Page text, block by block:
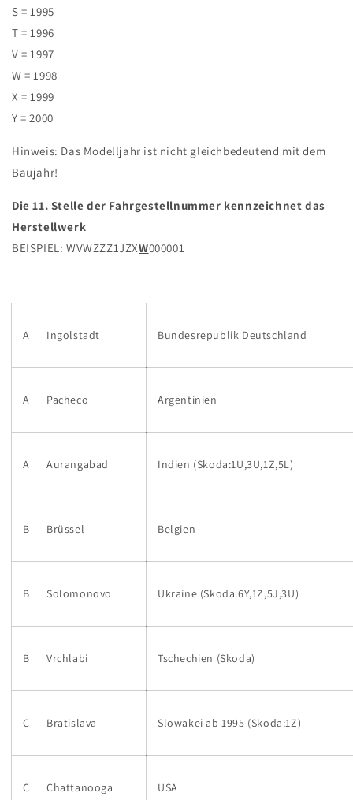
S = 1995
T = 1996
V = 1997
W = 1998
X = 1999
Y = 2000
Hinweis: Das Modelljahr ist nicht gleichbedeutend mit dem
Baujahr!
Die 11. Stelle der Fahrgestellnummer kennzeichnet das
Herstellwerk
BEISPIEL: WVWZZZ1JZXW000001
A Ingolstadt Bundesrepublik Deutschland
A Pacheco Argentinien
A Aurangabad Indien (Skoda:1U,3U,1Z,5L)
B Brüssel Belgien
B Solomonovo Ukraine (Skoda:6Y,1Z,5J,3U)
B Vrchlabi Tschechien (Skoda)
C Bratislava Slowakei ab 1995 (Skoda:1Z)
C Chattanooga USA